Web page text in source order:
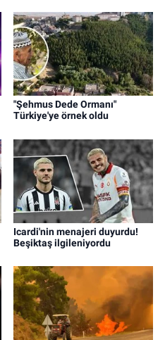
"Şehmus Dede Ormanı"
Türkiye'ye örnek oldu
Icardi'nin menajeri duyurdu!
Beşiktaş ilgileniyordu